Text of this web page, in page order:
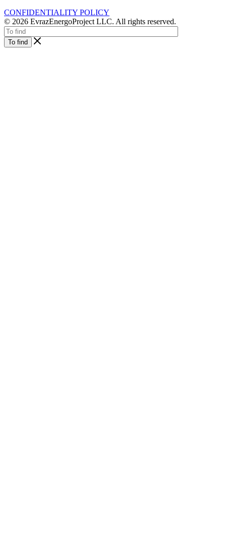
CONFIDENTIALITY POLICY
© 2026 EvrazEnergoProject LLC. All rights reserved.
To find